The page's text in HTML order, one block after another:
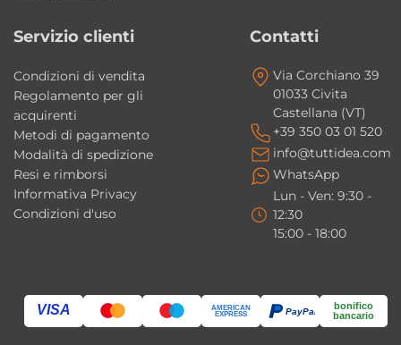
con uno stile elegante ed essenziale.
Il lavabo può essere installato sospeso?
Sì, il lavabo Square è predisposto sia per
installazione sospesa sia da appoggio.
La vasca centrale offre maggiore
equilibrio estetico?
Sì, la configurazione centrale crea una
Il lavabo è disponibile in diverse finiture?
Servizio clienti
Condizioni di vendita
Regolamento per gli
acquirenti
Metodi di pagamento
Modalità di spedizione
Resi e rimborsi
Informativa Privacy
Condizioni d'uso
Contatti
Via Corchiano 39
01033 Civita
Castellana (VT)
+39 350 03 01 520
info@tuttidea.com
WhatsApp
Lun - Ven: 9:30 -
12:30
15:00 - 18:00
VISA AMERICAN
EXPRESS PayPal
bonifico
bancario